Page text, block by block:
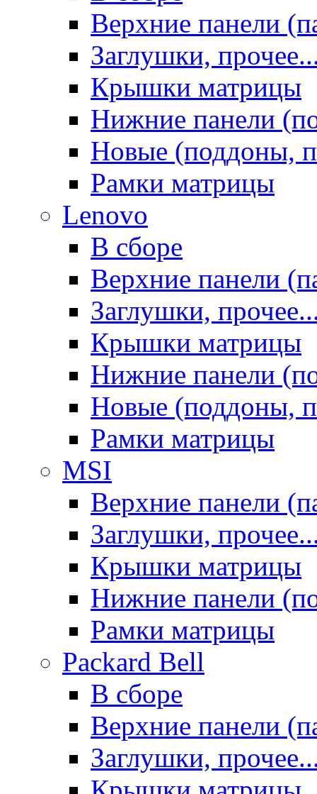
Верхние панели
Заглушки,
Крышки матрицы
Нижние панели
Новые (поддоны,
Рамки матрицы
Lenovo
В сборе
Верхние панели
Заглушки,
Крышки матрицы
Нижние панели
Новые (поддоны,
Рамки матрицы
MSI
Верхние панели
Заглушки,
Крышки матрицы
Нижние панели
Рамки матрицы
Packard Bell
В сборе
Верхние панели
Заглушки,